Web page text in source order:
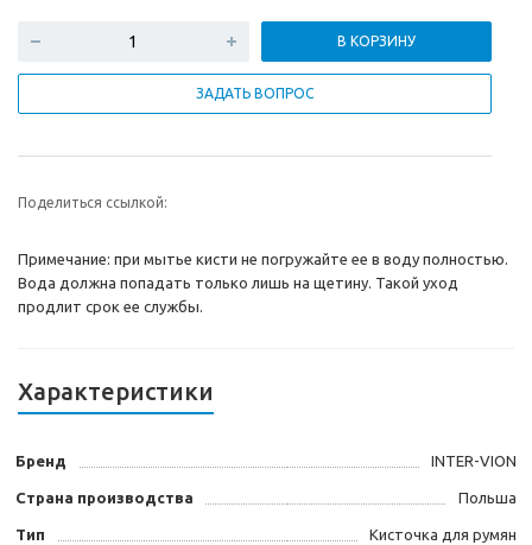
В КОРЗИНУ
ЗАДАТЬ ВОПРОС
Поделиться ссылкой:
Примечание: при мытье кисти не погружайте ее в воду полностью.
Вода должна попадать только лишь на щетину. Такой уход
продлит срок ее службы.
Характеристики
Бренд INTER-VION
Страна производства Польша
Тип Кисточка для румян